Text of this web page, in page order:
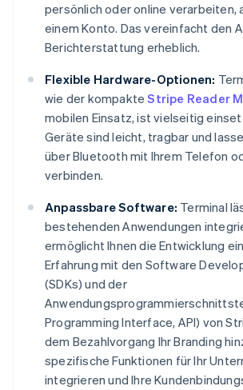
persönlich oder online verarbeiten,
einem Konto. Das vereinfacht den
Berichterstattung erheblich.
Flexible Hardware-Optionen:
wie der kompakteStripe Reader
mobilen Einsatz, ist vielseitig
Geräte sind leicht, tragbar und
über Bluetooth mit Ihrem Telefon
verbinden.
Anpassbare Software: Terminal
bestehenden Anwendungen
ermöglicht Ihnen die Entwicklung
Erfahrung mit den Software
(SDKs) und der
Programming Interface, API) von
dem Bezahlvorgang Ihr Branding
spezifische Funktionen für Ihr
integrieren und Ihre